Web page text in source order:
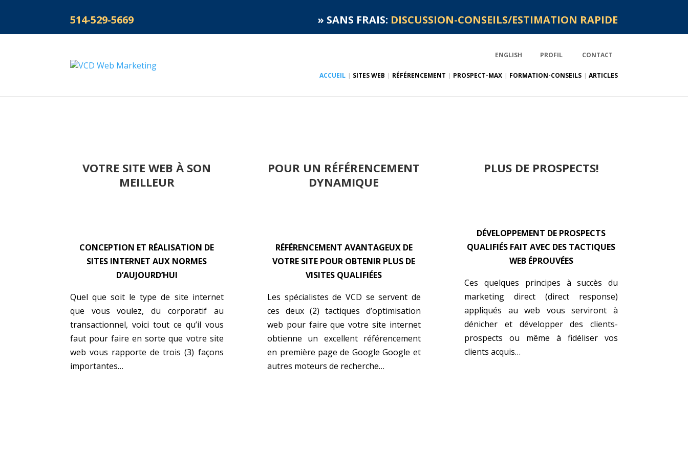
514-529-5669 » SANS FRAIS: DISCUSSION-CONSEILS/ESTIMATION RAPIDE
ENGLISH PROFIL CONTACT
ACCUEIL SITES WEB RÉFÉRENCEMENT PROSPECT-MAX FORMATION-CONSEILS ARTICLES
VOTRE SITE WEB À SON
MEILLEUR
CONCEPTION ET RÉALISATION DE
SITES INTERNET AUX NORMES
D’AUJOURD’HUI
Quel que soit le type de site internet
que vous voulez, du corporatif au
transactionnel, voici tout ce qu’il vous
faut pour faire en sorte que votre site
web vous rapporte de trois (3) façons
importantes…
POUR UN RÉFÉRENCEMENT
DYNAMIQUE
RÉFÉRENCEMENT AVANTAGEUX DE
VOTRE SITE POUR OBTENIR PLUS DE
VISITES QUALIFIÉES
Les spécialistes de VCD se servent de
ces deux (2) tactiques d’optimisation
web pour faire que votre site internet
obtienne un excellent référencement
en première page de Google Google et
autres moteurs de recherche…
PLUS DE PROSPECTS!
DÉVELOPPEMENT DE PROSPECTS
QUALIFIÉS FAIT AVEC DES TACTIQUES
WEB ÉPROUVÉES
Ces quelques principes à succès du
marketing direct (direct response)
appliqués au web vous serviront à
dénicher et développer des clients-
prospects ou même à fidéliser vos
clients acquis…